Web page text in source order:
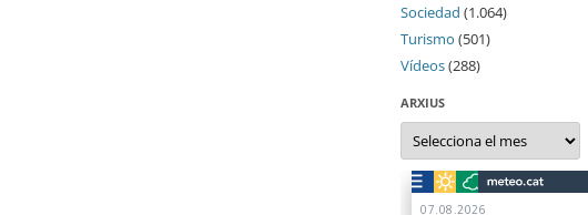
Sociedad (1.064)
Turismo (501)
Vídeos(288)
ARXIUS
Arxius